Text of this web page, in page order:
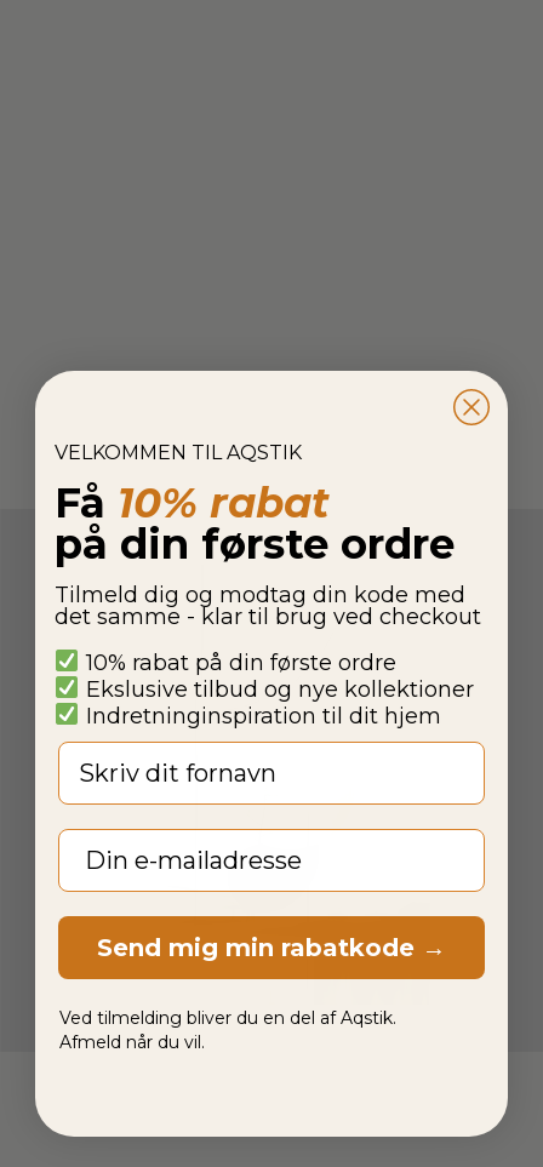
VELKOMMEN TIL AQSTIK
Få 10% rabat
på din første ordre
Tilmeld dig og modtag din kode med
det samme - klar til brug ved checkout
10% rabat på din første ordre
Ekslusive tilbud og nye kollektioner
Indretninginspiration til dit hjem
Fornavn
Email
Send mig min rabatkode →
Ved tilmelding bliver du en del af Aqstik.
Afmeld når du vil.